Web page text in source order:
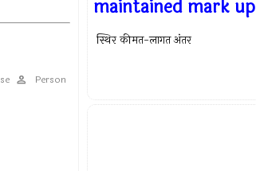
Person
maintained mark up
स्थिर कीमत-लागत अंतर